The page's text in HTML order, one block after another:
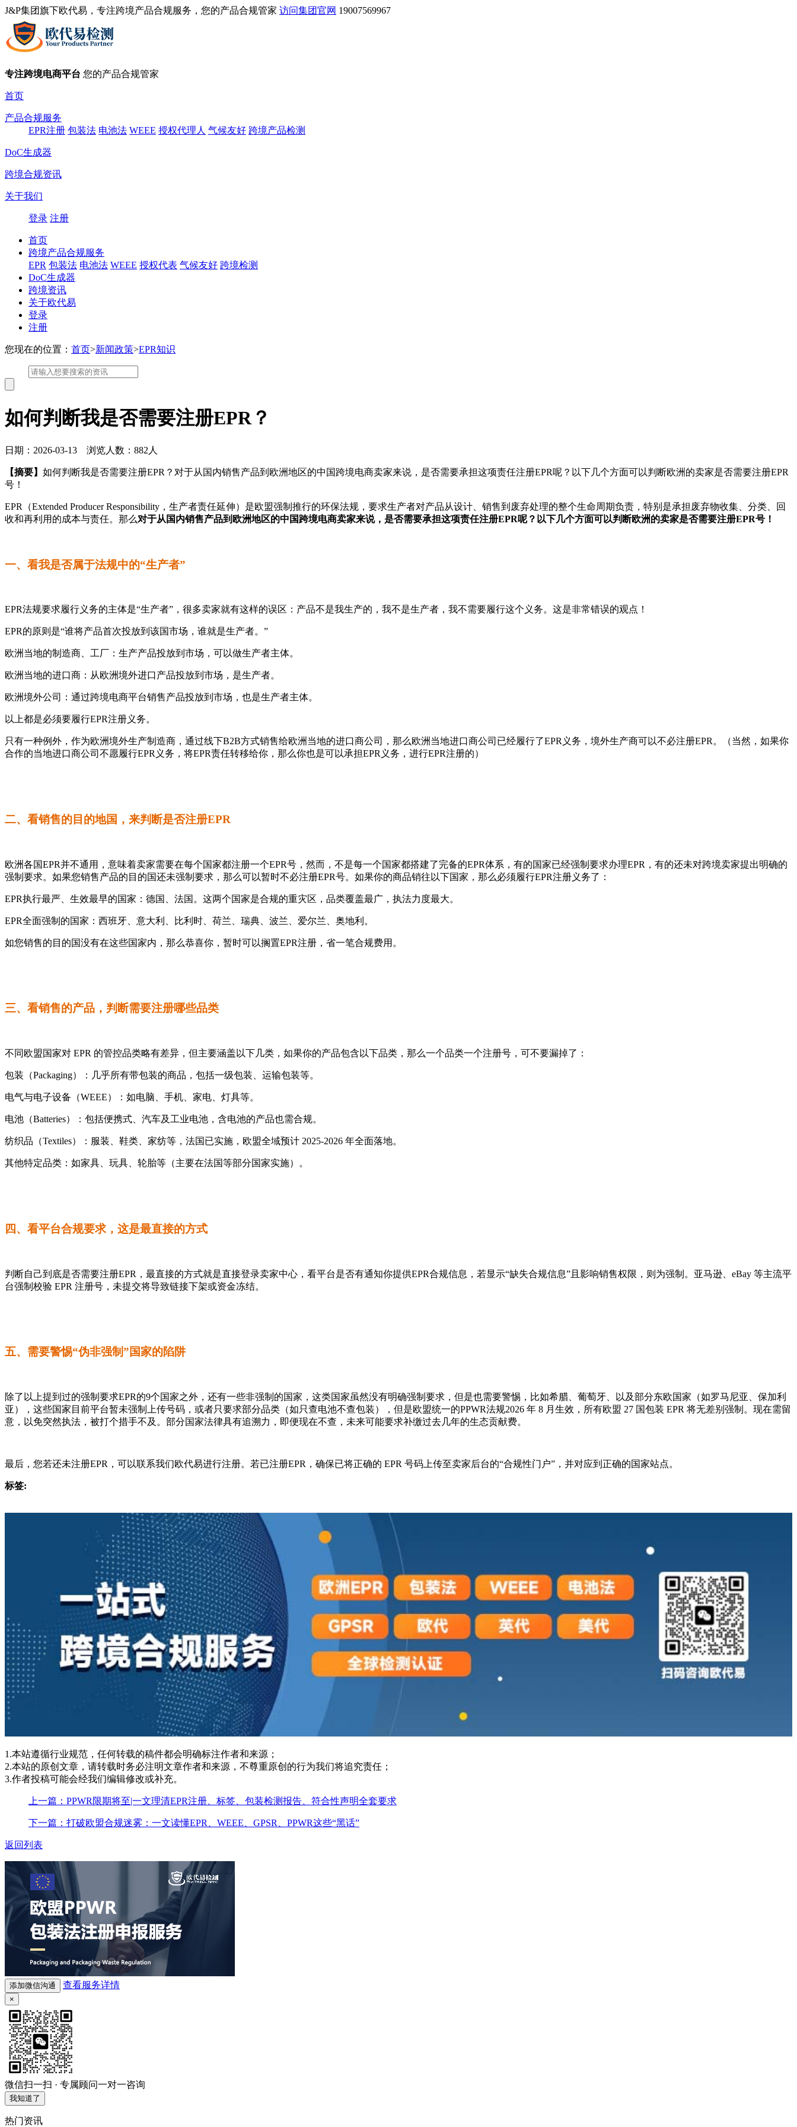
J&P集团旗下欧代易，专注跨境产品合规服务，您的产品合规管家 访问集团官网 19007569967
专注跨境电商平台 您的产品合规管家
首页
产品合规服务
EPR注册 包装法 电池法 WEEE 授权代理人 气候友好 跨境产品检测
DoC生成器
跨境合规资讯
关于我们
登录 注册
首页
跨境产品合规服务
EPR 包装法 电池法 WEEE 授权代表 气候友好 跨境检测
DoC生成器
跨境资讯
关于欧代易
登录
注册
您现在的位置： 首页>新闻政策>EPR知识
如何判断我是否需要注册EPR？
日期：2026-03-13 浏览人数：882人
【摘要】 如何判断我是否需要注册EPR？对于从国内销售产品到欧洲地区的中国跨境电商卖家来说，是否需要承担这项责任注册EPR呢？以下几个方面可以判断欧洲的卖家是否需要注册EPR
号！
EPR（Extended Producer Responsibility，生产者责任延伸）是欧盟强制推行的环保法规，要求生产者对产品从设计、销售到废弃处理的整个生命周期负责，特别是承担废弃物收集、分类、回
收和再利用的成本与责任。那么对于从国内销售产品到欧洲地区的中 国跨境电商卖家来说，是否需要承担这项责任注册EPR呢？以下几个方面可以判断欧洲的卖家是否需要注册EPR号！
一、看我是否属于法规中的“生产者”
EPR法规要求履行义务的主体是“生产者”，很多卖家就有这样的误区：产品不是我生产的，我不是生产者，我不需要履行这个义务。这是非常错误的观点！
EPR的原则是“谁将产品首次投放到该国市场，谁就是生产者。”
欧洲当地的制造商、工厂：生产产品投放到市场，可以做生产者主体。
欧洲当地的进口商：从欧洲境外进口产品投放到市场，是生产者。
欧洲境外公司：通过跨境电商平台销售产品投放到市场，也是生产者主体。
以上都是必须要履行EPR注册义务。
只有一种例外，作为欧洲境外生产制造商，通过线下B2B方式销售给欧洲当地的进口商公司，那么欧洲当地进口商公司已经履行了EPR义务，境外生产商可以不必注册EPR。（当然，如果你
合作的当地进口商公司不愿履行EPR义务，将EPR责任转移给你，那么你也是可以承担EPR义务，进行EPR注册的）
二、看销售的目的地国，来判断是否注册EPR
欧洲各国EPR并不通用，意味着卖家需要在每个国家都注册一个EPR号，然而，不是每一个国家都搭建了完备的EPR体系，有的国家已经强制要求办理EPR，有的还未对跨境卖家提出明确的
强制要求。如果您销售产品的目的国还未强制要求，那么可以暂时不必注册EPR号。如果你的商品销往以下国家，那么必须履行EPR注册义务了：
EPR执行最严、生效最早的国家：‌德国、法国‌。这两个国家是合规的重灾区，品类覆盖最广，执法力度最大。
EPR全面强制的国家：‌西班牙、意大利、比利时、荷兰、瑞典、波兰、爱尔兰、奥地利‌。
如您销售的目的国没有在这些国家内，那么恭喜你，暂时可以搁置EPR注册，省一笔合规费用。
三、看销售的产品，判断需要注册哪些品类
不同欧盟国家对 EPR 的管控品类略有差异，但主要涵盖以下几类，如果你的产品包含以下品类，那么一个品类一个注册号，可不要漏掉了：
‌包装（Packaging）‌：几乎所有带包装的商品，包括一级包装、运输包装等。
‌电气与电子设备（WEEE）‌：如电脑、手机、家电、灯具等。
‌电池（Batteries）‌：包括便携式、汽车及工业电池，含电池的产品也需合规。
‌纺织品（Textiles）‌：服装、鞋类、家纺等，法国已实施，欧盟全域预计 2025-2026 年全面落地。
‌其他特定品类‌：如家具、玩具、轮胎等（主要在法国等部分国家实施）。
四、看平台合规要求，这是最直接的方式
判断自己到底是否需要注册EPR，最直接的方式就是直接登录卖家中心，看平台是否有通知你提供EPR合规信息，若显示“缺失合规信息”且影响销售权限，则为‌强制‌。亚马逊、eBay 等主流平
台强制校验 EPR 注册号，未提交将导致链接下架或资金冻结。
五、需要警惕“伪非强制”国家的陷阱
除了以上提到过的强制要求EPR的9个国家之外，还有一些非强制的国家，这类国家虽然没有明确强制要求，但是也需要警惕，比如希腊、葡萄牙、以及部分东欧国家（如罗马尼亚、保加利
亚），这些国家目前平台暂未强制上传号码，或者只要求部分品类（如只查电池不查包装），但是欧盟统一的PPWR法规2026 年 8 月生效，所有欧盟 27 国包装 EPR 将无差别强制。现在需留
意，以免突然执法，被打个措手不及。部分国家法律具有追溯力，即便现在不查，未来可能要求补缴过去几年的生态贡献费。
最后，您若还未注册EPR，可以联系我们欧代易进行注册。若已注册EPR，确保已将正确的 EPR 号码上传至卖家后台的“合规性门户”，并对应到正确的国家站点。
标签:
1.本站遵循行业规范，任何转载的稿件都会明确标注作者和来源；
2.本站的原创文章，请转载时务必注明文章作者和来源，不尊重原创的行为我们将追究责任；
3.作者投稿可能会经我们编辑修改或补充。
上一篇：PPWR限期将至|一文理清EPR注册、标签、包装检测报告、符合性声明全套要求
下一篇：打破欧盟合规迷雾：一文读懂EPR、WEEE、GPSR、PPWR这些“黑话”
返回列表
添加微信沟通 查看服务详情
×
微信扫一扫 · 专属顾问一对一咨询
我知道了
热门资讯